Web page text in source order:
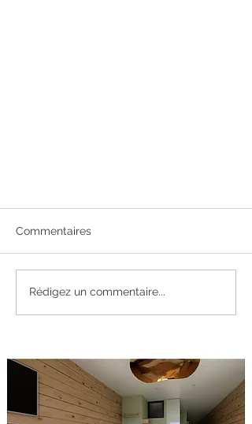
aménager la chambre d'ado
fille avec élégance
Commentaires
Rédigez un commentaire...